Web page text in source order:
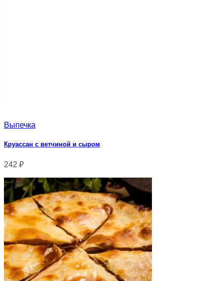
Выпечка
Круассан с ветчиной и сыром
242 ₽